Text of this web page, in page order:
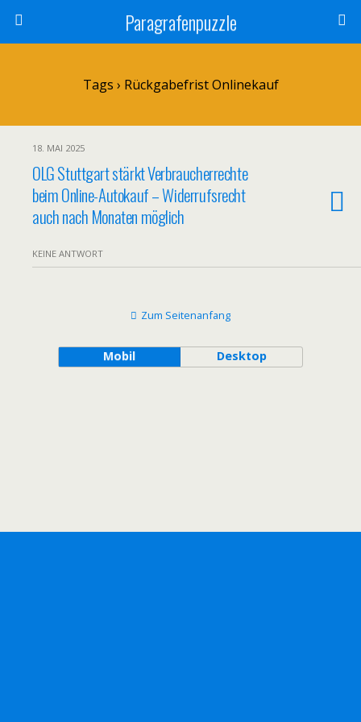
Paragrafenpuzzle
Tags › Rückgabefrist Onlinekauf
18. MAI 2025
OLG Stuttgart stärkt Verbraucherrechte
beim Online-Autokauf – Widerrufsrecht
auch nach Monaten möglich
KEINE ANTWORT
Zum Seitenanfang
Mobil Desktop